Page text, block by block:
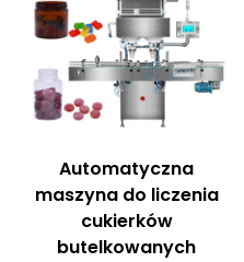
Automatyczna
maszyna do liczenia
cukierków
butelkowanych